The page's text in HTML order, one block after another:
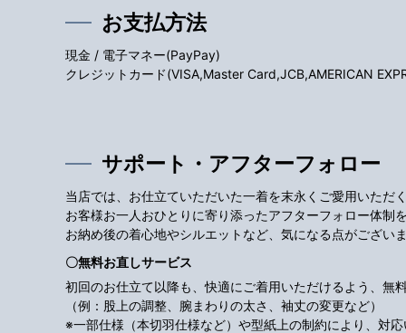
お支払方法
現金 / 電子マネー(PayPay)
クレジットカード(VISA,Master Card,JCB,AMERICAN
サポート・アフターフォロー
当店では、お仕立ていただいた一着を末永くご愛用いただく
お客様お一人おひとりに寄り添ったアフターフォロー体制
お納め後の着心地やシルエットなど、気になる点がござい
〇無料お直しサービス
初回のお仕立て以降も、快適にご着用いただけるよう、無
（例：股上の調整、腕まわりの太さ、袖丈の変更など）
※一部仕様（本切羽仕様など）や型紙上の制約により、対